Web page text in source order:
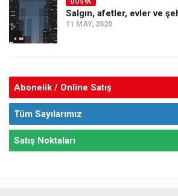
Salgın, afetler, evler ve
11 MAY, 2020
Abonelik / Online Satış
Tüm Sayılarımız
Satış Noktaları